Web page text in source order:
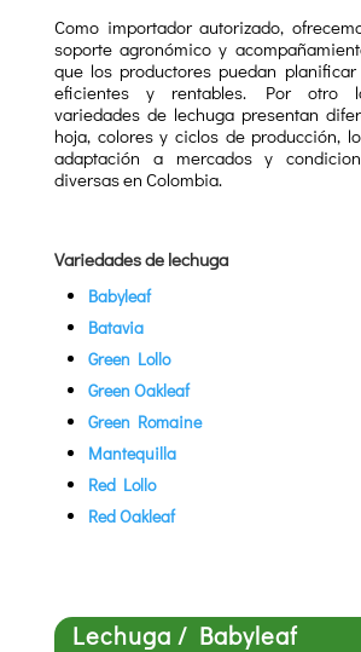
Variedades de lechuga
Babyleaf
Batavia
Green Lollo
Green Oakleaf
Green Romaine
Mantequilla
Red Lollo
Red Oakleaf
Como importador autorizado,
soporte agronómico y
que los productores puedan
eficientes y rentables. Por otro
variedades de lechuga presentan
hoja, colores y ciclos de producción,
adaptación a mercados y
diversas en Colombia.
Lechuga / Babyleaf